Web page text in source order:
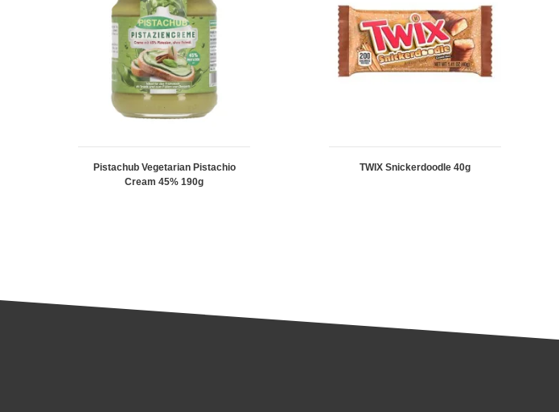
Pistachub Vegetarian Pistachio
Cream 45% 190g
TWIX Snickerdoodle 40g